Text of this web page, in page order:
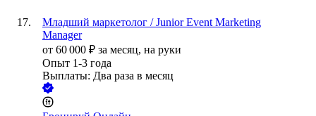
Младший маркетолог / Junior Event Marketing
Manager
от 60 000 ₽ за месяц, на руки
Опыт 1-3 года
Выплаты: Два раза в месяц